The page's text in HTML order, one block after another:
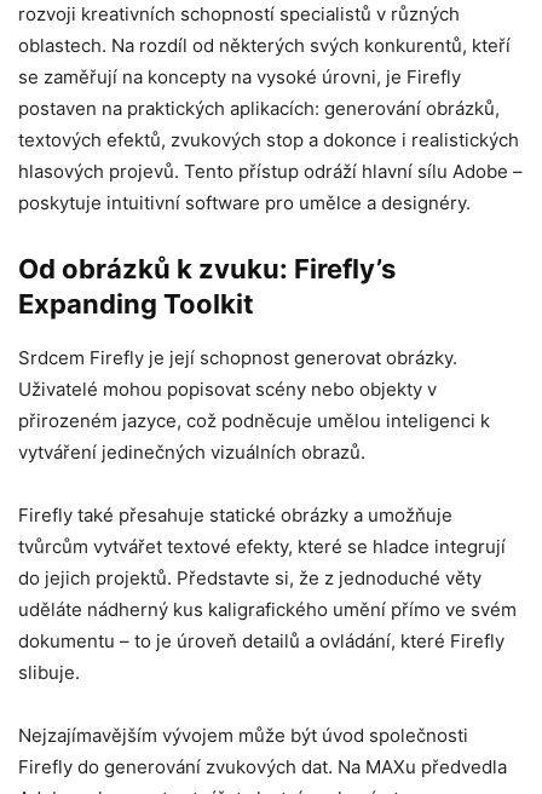
rozvoji kreativních schopností specialistů v různých
oblastech. Na rozdíl od některých svých konkurentů, kteří
se zaměřují na koncepty na vysoké úrovni, je Firefly
postaven na praktických aplikacích: generování obrázků,
textových efektů, zvukových stop a dokonce i realistických
hlasových projevů. Tento přístup odráží hlavní sílu Adobe –
poskytuje intuitivní software pro umělce a designéry.
Od obrázků k zvuku: Firefly’s
Expanding Toolkit
Srdcem Firefly je její schopnost generovat obrázky.
Uživatelé mohou popisovat scény nebo objekty v
přirozeném jazyce, což podněcuje umělou inteligenci k
vytváření jedinečných vizuálních obrazů.
Firefly také přesahuje statické obrázky a umožňuje
tvůrcům vytvářet textové efekty, které se hladce integrují
do jejich projektů. Představte si, že z jednoduché věty
uděláte nádherný kus kaligrafického umění přímo ve svém
dokumentu – to je úroveň detailů a ovládání, které Firefly
slibuje.
Nejzajímavějším vývojem může být úvod společnosti
Firefly do generování zvukových dat. Na MAXu předvedla